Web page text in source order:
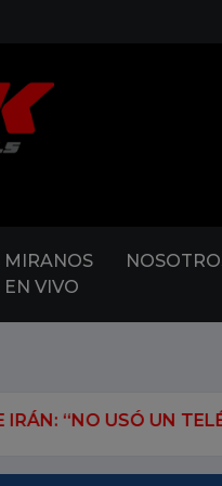
MIRANOS
EN VIVO
TELÉFONO EN MÁS